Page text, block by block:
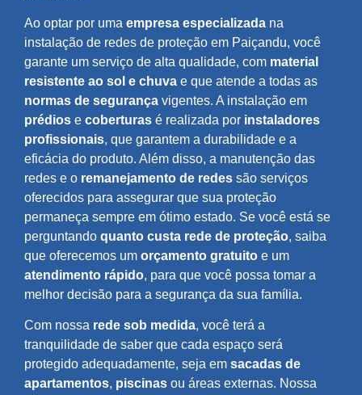
Ao optar por uma empresa especializada na
instalação de redes de proteção em Paiçandu, você
garante um serviço de alta qualidade, com material
resistente ao sol e chuva e que atende a todas as
normas de segurança vigentes. A instalação em
prédios e coberturas é realizada por instaladores
profissionais, que garantem a durabilidade e a
eficácia do produto. Além disso, a manutenção das
redes e o remanejamento de redes são serviços
oferecidos para assegurar que sua proteção
permaneça sempre em ótimo estado. Se você está se
perguntando quanto custa rede de proteção, saiba
que oferecemos um orçamento gratuito e um
atendimento rápido, para que você possa tomar a
melhor decisão para a segurança da sua família.
Com nossa rede sob medida, você terá a
tranquilidade de saber que cada espaço será
protegido adequadamente, seja em sacadas de
apartamentos, piscinas ou áreas externas. Nossa